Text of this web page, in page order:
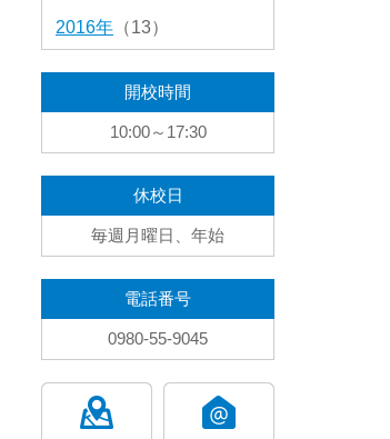
2016年 （13）
開校時間
10:00～17:30
休校日
毎週月曜日、年始
電話番号
0980-55-9045